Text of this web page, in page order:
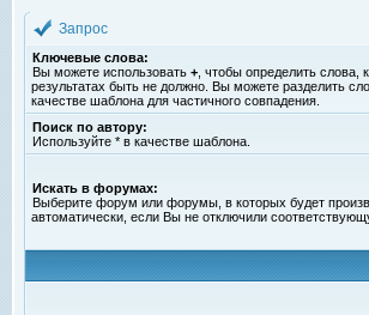
Запрос
Ключевые слова:
Вы можете использовать + , чтобы определить
результатах быть не должно. Вы можете разделить
качестве шаблона для частичного совпадения.
Поиск по автору:
Используйте * в качестве шаблона.
Искать в форумах:
Выберите форум или форумы, в которых будет
автоматически, если Вы не отключили